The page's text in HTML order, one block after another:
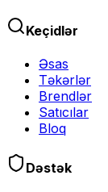
Keçidlər
Əsas
Təkərlər
Brendlər
Satıcılar
Bloq
Dəstək